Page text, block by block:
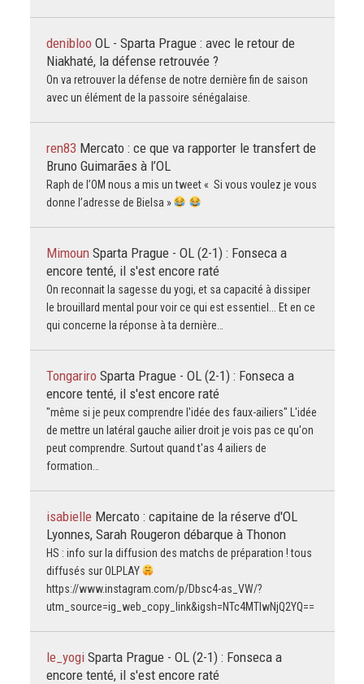
denibloo OL - Sparta Prague : avec le retour de
Niakhaté, la défense retrouvée ?
On va retrouver la défense de notre dernière fin de saison
avec un élément de la passoire sénégalaise.
ren83 Mercato : ce que va rapporter le transfert de
Bruno Guimarães à l’OL
Raph de l’OM nous a mis un tweet « Si vous voulez je vous
donne l’adresse de Bielsa »
Mimoun Sparta Prague - OL (2-1) : Fonseca a
encore tenté, il s'est encore raté
On reconnait la sagesse du yogi, et sa capacité à dissiper
le brouillard mental pour voir ce qui est essentiel... Et en ce
qui concerne la réponse à ta dernière…
Tongariro Sparta Prague - OL (2-1) : Fonseca a
encore tenté, il s'est encore raté
"même si je peux comprendre l'idée des faux-ailiers" L'idée
de mettre un latéral gauche ailier droit je vois pas ce qu'on
peut comprendre. Surtout quand t'as 4 ailiers de
formation…
isabielle Mercato : capitaine de la réserve d'OL
Lyonnes, Sarah Rougeron débarque à Thonon
HS : info sur la diffusion des matchs de préparation ! tous
diffusés sur OLPLAY
https://www.instagram.com/p/Dbsc4-as_VW/?
utm_source=ig_web_copy_link&igsh=NTc4MTIwNjQ2YQ==
le_yogi Sparta Prague - OL (2-1) : Fonseca a
encore tenté, il s'est encore raté